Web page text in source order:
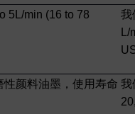
5L/min (16 to 78
我
性颜料油墨，使用寿命 我